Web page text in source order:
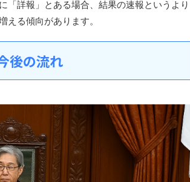
「詳報」とある場合、結果の速報というより
える傾向があります。
後の流れ